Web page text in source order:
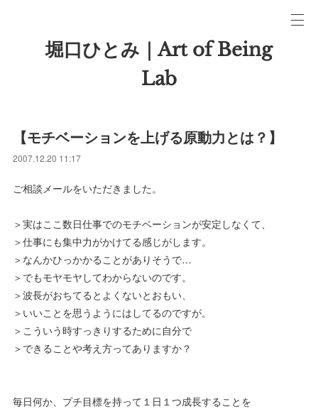
堀口ひとみ｜Art of Being
Lab
【モチベーションを上げる原動力とは？】
2007.12.20 11:17
ご相談メールをいただきました。
＞実はここ数日仕事でのモチベーションが安定しなくて、
＞仕事にも集中力がかけてる感じがします。
＞なんかひっかかることがありそうで…
＞でもモヤモヤしてわからないのです。
＞波長がおちてるとよくないとおもい、
＞いいことを思うようにはしてるのですが。
＞こういう時すっきりするために自分で
＞できることや考え方ってありますか？
毎日何か、プチ目標を持って１日１つ成長することを